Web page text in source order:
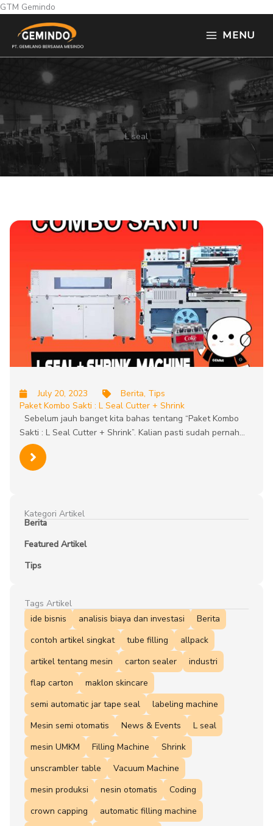
GTM Gemindo
to
content
MENU
L seal
July 20, 2023 Berita, Tips
Paket Kombo Sakti : L Seal Cutter + Shrink
Sebelum jauh banget kita bahas tentang “Paket Kombo
Sakti : L Seal Cutter + Shrink”. Kalian pasti sudah pernah…
Kategori Artikel
Berita
Featured Artikel
Tips
Tags Artikel
ide bisnis
analisis biaya dan investasi
Berita
contoh artikel singkat
tube filling
allpack
artikel tentang mesin
carton sealer
industri
flap carton
maklon skincare
semi automatic jar tape seal
labeling machine
Mesin semi otomatis
News & Events
L seal
mesin UMKM
Filling Machine
Shrink
unscrambler table
Vacuum Machine
mesin produksi
nesin otomatis
Coding
crown capping
automatic filling machine